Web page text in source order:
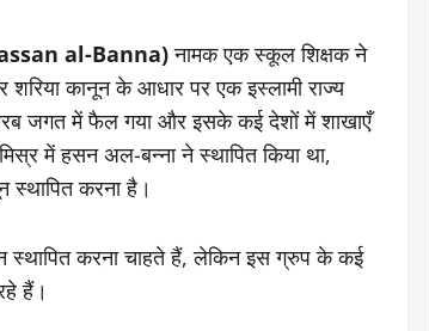
al-Banna)नामक एक स्कूल शिक्षक ने
शरिया कानून के आधार पर एक इस्लामी राज्य
जगत में फैल गया और इसके कई देशों में शाखाएँ
में हसन अल-बन्ना ने स्थापित किया था,
स्थापित करना है।
स्थापित करना चाहते हैं, लेकिन इस ग्रुप के कई
हैं।